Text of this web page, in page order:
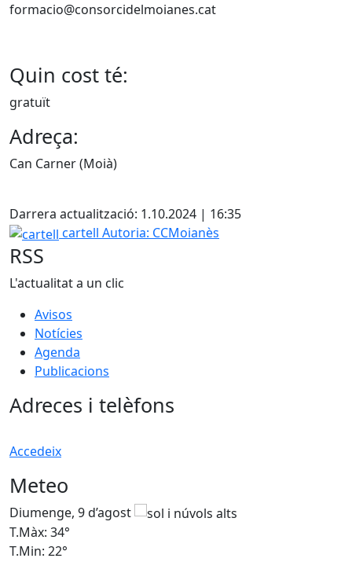
formacio@consorcidelmoianes.cat
Quin cost té:
gratuït
Adreça:
Can Carner (Moià)
Darrera actualització: 1.10.2024 | 16:35
cartell
cartell Autoria: CCMoianès
RSS
L'actualitat a un clic
Avisos
Notícies
Agenda
Publicacions
Adreces i telèfons
Accedeix
Meteo
Diumenge, 9 d’agost
T.Màx: 34°
T.Min: 22°